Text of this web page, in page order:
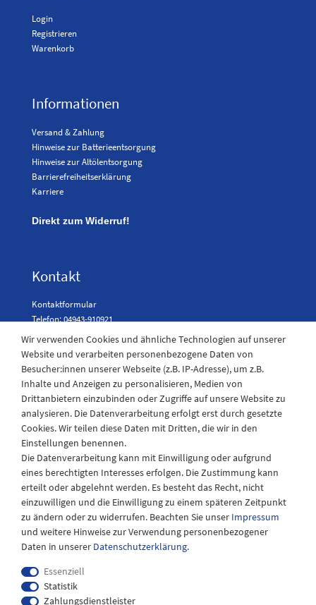
Login
Registrieren
Warenkorb
Informationen
Versand & Zahlung
Hinweise zur Batterieentsorgung
Hinweise zur Altölentsorgung
Barrierefreiheitserklärung
Karriere
Direkt zum Widerruf!
Kontakt
Kontaktformular
Telefon: 04943-910921
Laden Öffnungszeiten
Montag - Freitag
08:30 - 12:30 und 13.00 - 17.30 Uhr
Samstags
08:30 bis 12:30 Uhr
Wir verwenden Cookies und ähnliche Technologien auf unserer
Website und verarbeiten personenbezogene Daten von
Besucher:innen unserer Webseite (z.B. IP-Adresse), um z.B.
Inhalte und Anzeigen zu personalisieren, Medien von
Drittanbietern einzubinden oder Zugriffe auf unsere Website zu
analysieren. Die Datenverarbeitung erfolgt erst durch gesetzte
Cookies. Wir teilen diese Daten mit Dritten, die wir in den
Einstellungen benennen.
Die Datenverarbeitung kann mit Einwilligung oder aufgrund
eines berechtigten Interesses erfolgen. Die Zustimmung kann
erteilt oder abgelehnt werden. Es besteht das Recht, nicht
einzuwilligen und die Einwilligung zu einem späteren Zeitpunkt
zu ändern oder zu widerrufen. Beachten Sie unser Impressum
und weitere Hinweise zur Verwendung personenbezogener
Daten in unserer Daten­schutz­erklärung.
Essenziell
Statistik
Zahlungsdienstleister